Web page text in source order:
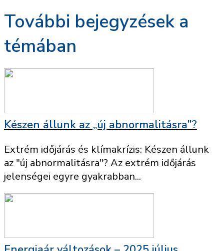
További bejegyzések a
témában
Készen állunk az „új abnormalitásra”?
Extrém időjárás és klímakrízis: Készen állunk
az "új abnormalitásra"? Az extrém időjárás
jelenségei egyre gyakrabban...